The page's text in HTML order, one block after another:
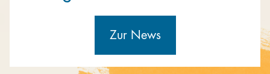
Zur News